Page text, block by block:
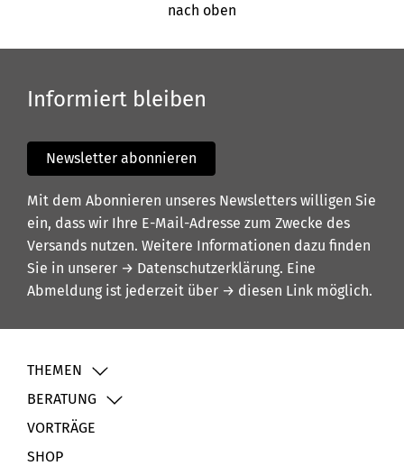
nach oben
Informiert bleiben
Newsletter abonnieren
Mit dem Abonnieren unseres Newsletters willigen Sie
ein, dass wir Ihre E-Mail-Adresse zum Zwecke des
Versands nutzen. Weitere Informationen dazu finden
Sie in unserer → Datenschutzerklärung. Eine
Abmeldung ist jederzeit über → diesen Link möglich.
THEMEN
BERATUNG
VORTRÄGE
SHOP